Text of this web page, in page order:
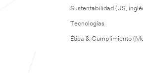
Sustentabilidad (US,
Tecnologías
Ética & Cumplimiento